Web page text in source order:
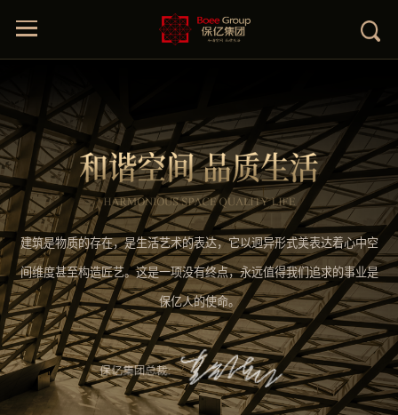
建筑是物质的存在，是生活艺术的表达，它以迥异形式美表达着心中空
间维度甚至构造匠艺。这是一项没有终点，永远值得我们追求的事业是
保亿人的使命。